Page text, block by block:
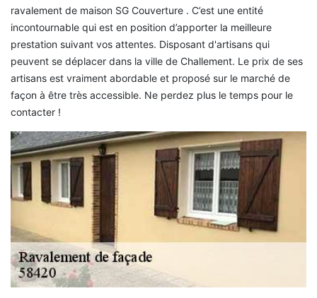
ravalement de maison SG Couverture . C’est une entité
incontournable qui est en position d’apporter la meilleure
prestation suivant vos attentes. Disposant d'artisans qui
peuvent se déplacer dans la ville de Challement. Le prix de ses
artisans est vraiment abordable et proposé sur le marché de
façon à être très accessible. Ne perdez plus le temps pour le
contacter !